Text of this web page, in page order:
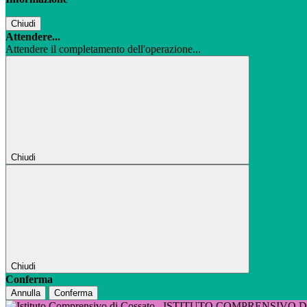
Chiudi
Attendere...
Attendere il completamento dell'operazione...
Chiudi
Chiudi
Conferma
Annulla Conferma